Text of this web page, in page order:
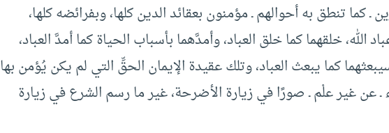
كما تنطق به أحوالهم ـ مؤمنون بعقائد الدين كلها، وبفرائضه كلها،
الله، خلقهما كما خلق العباد، وأمدَّهما بأسباب الحياة كما أمدَّ العباد،
كما يبعث العباد، وتلك عقيدة الإيمان الحقِّ التي لم يكن يُؤمن بها
ـ عن غير علْم ـ صورًا في زيارة الأضرحة، غير ما رسم الشرع في زيارة